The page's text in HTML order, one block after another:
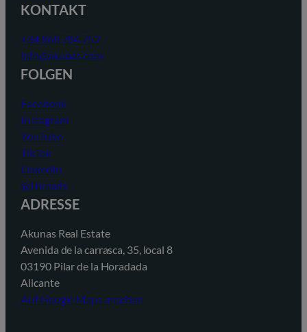
KONTAKT
+34 868 784 752
info@akunas.com
FOLGEN
Facebook
Instagram
YouTube
TikTok
LinkedIn
@Threads
ADRESSE
Akunas Real Estate
Avenida de la carrasca, 35, local 8
03190 Pilar de la Horadada
Alicante
Auf Google Maps ansehen